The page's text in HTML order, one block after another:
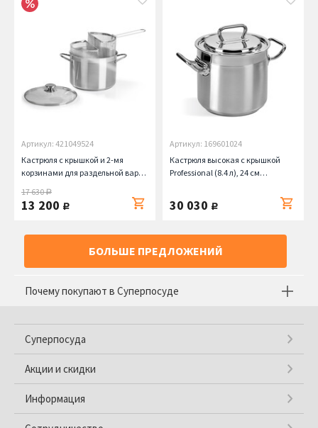
Артикул: 421049524
Кастрюля с крышкой и 2-мя
корзинами для раздельной варки
17 630руб.
13 200 руб.
Артикул: 169601024
Кастрюля высокая с крышкой
Professional (8.4 л), 24 см
30 030 руб.
БОЛЬШЕ ПРЕДЛОЖЕНИЙ
Почему покупают в Суперпосуде
Суперпосуда
Акции и скидки
Информация